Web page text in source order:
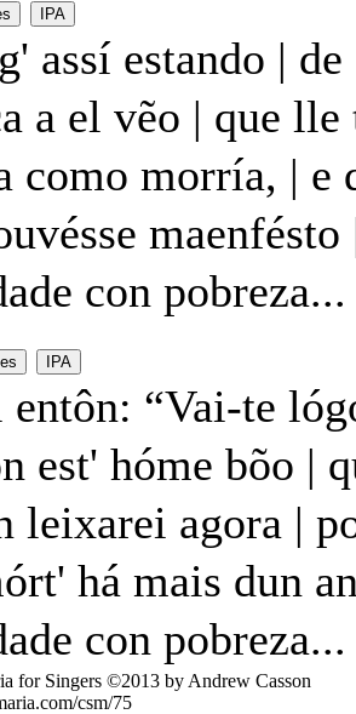
IPA
assí estando |
a el vẽo | que lle
como morría, | e
maenfésto
con pobreza...
IPA
entôn: “Vai-te
est' hóme bõo |
leixarei agora |
há mais dun
con pobreza...
for Singers ©2013 by Andrew Casson
csm/75